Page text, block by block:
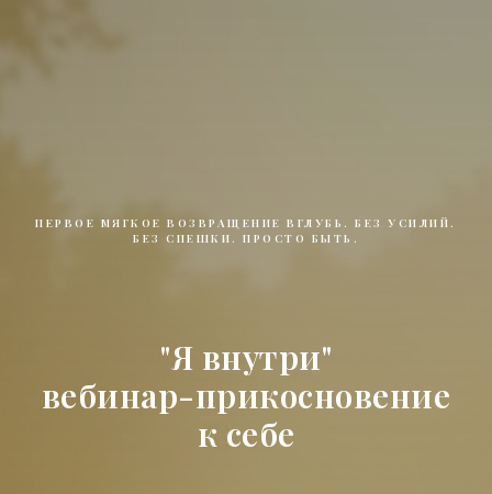
ПЕРВОЕ МЯГКОЕ ВОЗВРАЩЕНИЕ ВГЛУБЬ. БЕЗ УСИЛИЙ.
БЕЗ СПЕШКИ. ПРОСТО БЫТЬ.
"Я внутри"
вебинар-прикосновение
к себе